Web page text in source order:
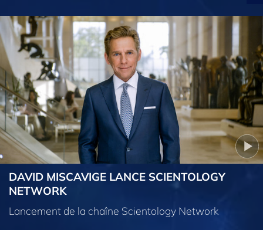
DAVID MISCAVIGE LANCE SCIENTOLOGY
NETWORK
Lancement de la chaîne Scientology Network